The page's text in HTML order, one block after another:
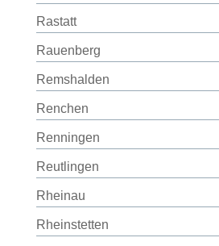
Rastatt
Rauenberg
Remshalden
Renchen
Renningen
Reutlingen
Rheinau
Rheinstetten